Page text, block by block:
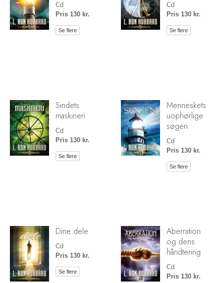
Cd
Pris 130 kr.
Se flere
Cd
Pris 130 kr.
Se flere
Sindets
maskineri
Cd
Pris 130 kr.
Se flere
Menneskets
uophørlige
søgen
Cd
Pris 130 kr.
Se flere
Dine dele
Cd
Pris 130 kr.
Se flere
Aberration
og dens
håndtering
Cd
Pris 130 kr.